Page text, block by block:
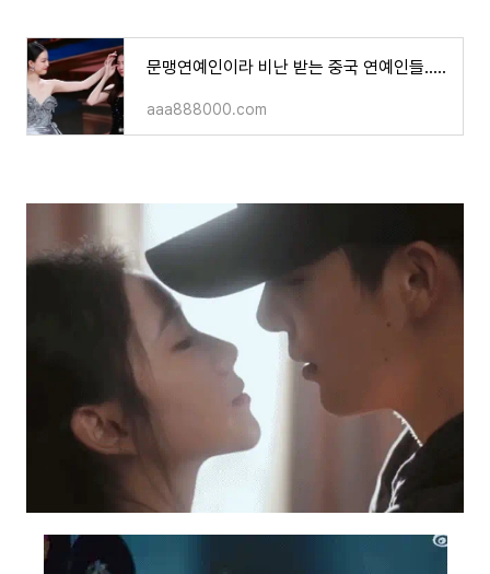
문맹연예인이라 비난 받는 중국 연예인들..ㄷㄷ
aaa888000.com